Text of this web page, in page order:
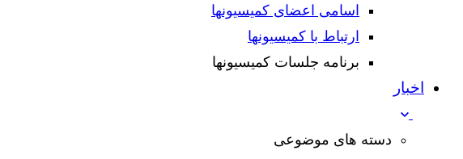
اسامی اعضای کمیسیونها
ارتباط با کمیسیونها
برنامه جلسات کمیسیونها
اخبار
دسته های موضوعی